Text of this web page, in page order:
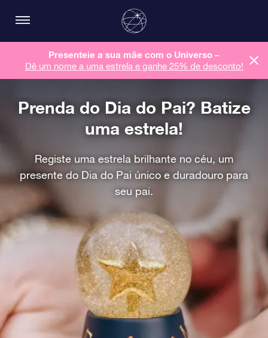
Presenteie a sua mãe com o Universo –
Dê um nome a uma estrela e ganhe 25% de desconto!
Prenda do Dia do Pai? Batize
uma estrela!
Registe uma estrela brilhante no céu, um
presente do Dia do Pai único e duradouro para
seu pai.